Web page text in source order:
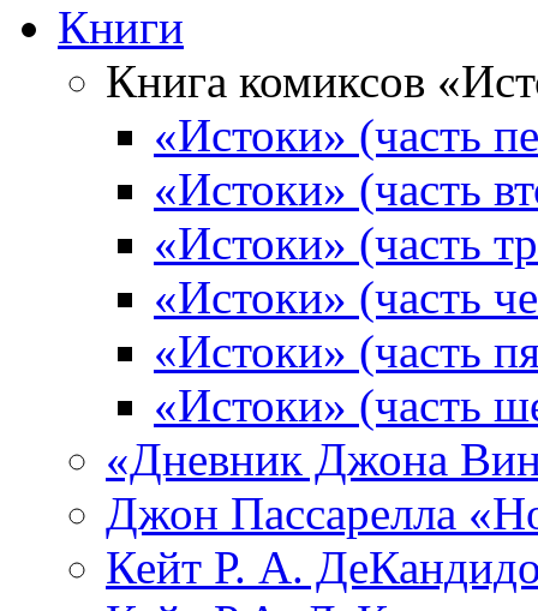
Книги
Книга комиксов
«Истоки» (часть
«Истоки» (часть
«Истоки» (часть
«Истоки» (часть
«Истоки» (часть
«Истоки» (часть
«Дневник Джона
Джон Пассарелла
Кейт Р. А.